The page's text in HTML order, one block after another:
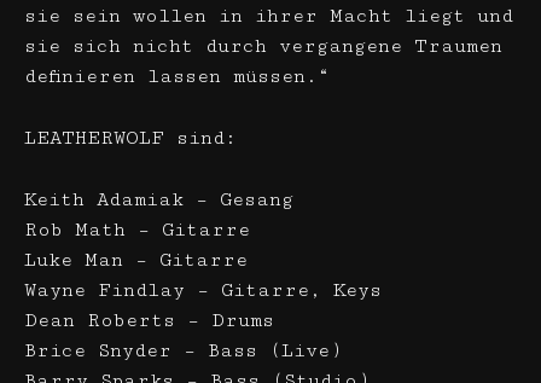
sie sein wollen in ihrer Macht liegt und
sie sich nicht durch vergangene Traumen
definieren lassen müssen.“
LEATHERWOLF sind:
Keith Adamiak – Gesang
Rob Math – Gitarre
Luke Man – Gitarre
Wayne Findlay – Gitarre, Keys
Dean Roberts – Drums
Brice Snyder – Bass (Live)